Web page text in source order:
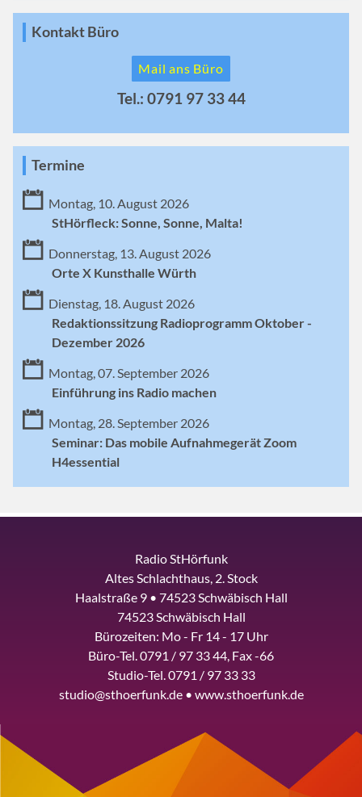
Kontakt Büro
Mail ans Büro
Tel.: 0791 97 33 44
Termine
Montag, 10. August 2026
StHörfleck: Sonne, Sonne, Malta!
Donnerstag, 13. August 2026
Orte X Kunsthalle Würth
Dienstag, 18. August 2026
Redaktionssitzung Radioprogramm Oktober -
Dezember 2026
Montag, 07. September 2026
Einführung ins Radio machen
Montag, 28. September 2026
Seminar: Das mobile Aufnahmegerät Zoom
H4essential
Radio StHörfunk
Altes Schlachthaus, 2. Stock
Haalstraße 9 • 74523 Schwäbisch Hall
74523 Schwäbisch Hall
Bürozeiten: Mo - Fr 14 - 17 Uhr
Büro-Tel. 0791 / 97 33 44, Fax -66
Studio-Tel. 0791 / 97 33 33
studio@sthoerfunk.de • www.sthoerfunk.de